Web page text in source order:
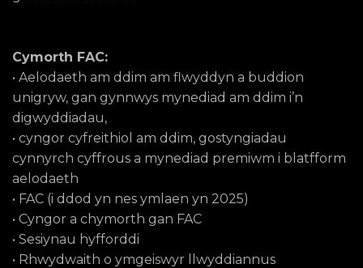
Cymorth FAC:
• Aelodaeth am ddim am flwyddyn a buddion
unigryw, gan gynnwys mynediad am ddim i’n
digwyddiadau,
• cyngor cyfreithiol am ddim, gostyngiadau
cynnyrch cyffrous a mynediad premiwm i blatfform
aelodaeth
• FAC (i ddod yn nes ymlaen yn 2025)
• Cyngor a chymorth gan FAC
• Sesiynau hyfforddi
• Rhwydwaith o ymgeiswyr llwyddiannus